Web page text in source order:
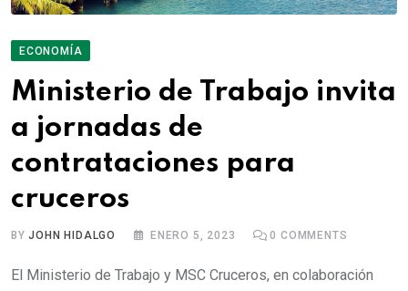
ECONOMÍA
Ministerio de Trabajo invita
a jornadas de
contrataciones para
cruceros
BYJOHN HIDALGO ENERO 5, 2023 0 COMMENTS
El Ministerio de Trabajo y MSC Cruceros, en colaboración